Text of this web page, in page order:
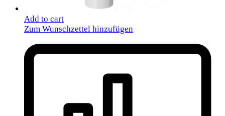
Add to cart
Zum Wunschzettel hinzufügen